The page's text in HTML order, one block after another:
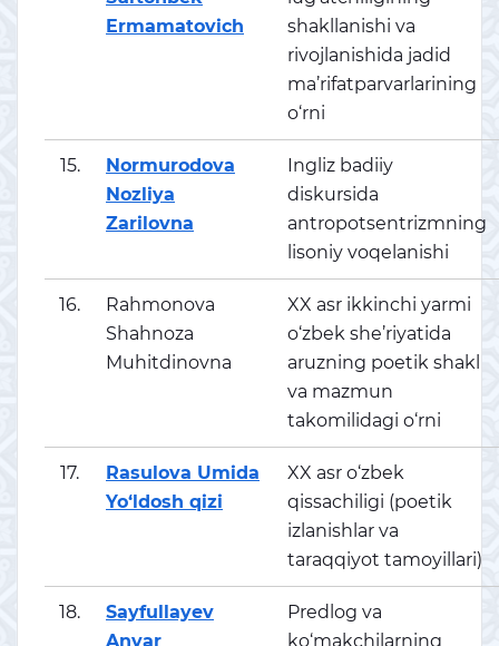
Ermamatovich
shakllanishi va
rivojlanishida jadid
ma’rifatparvarlarining
o‘rni
15.
Normurodova
Nozliya
Zarilovna
Ingliz badiiy
diskursida
antropotsentrizmning
lisoniy voqelanishi
16.
Rahmonova
Shahnoza
Muhitdinovna
XX asr ikkinchi yarmi
o‘zbek she’riyatida
aruzning poetik shakl
va mazmun
takomilidagi o‘rni
17.
Rasulova Umida
Yo‘ldosh qizi
XX asr o‘zbek
qissachiligi (poetik
izlanishlar va
taraqqiyot tamoyillari)
18.
Sayfullayev
Anvar
Predlog va
ko‘makchilarning